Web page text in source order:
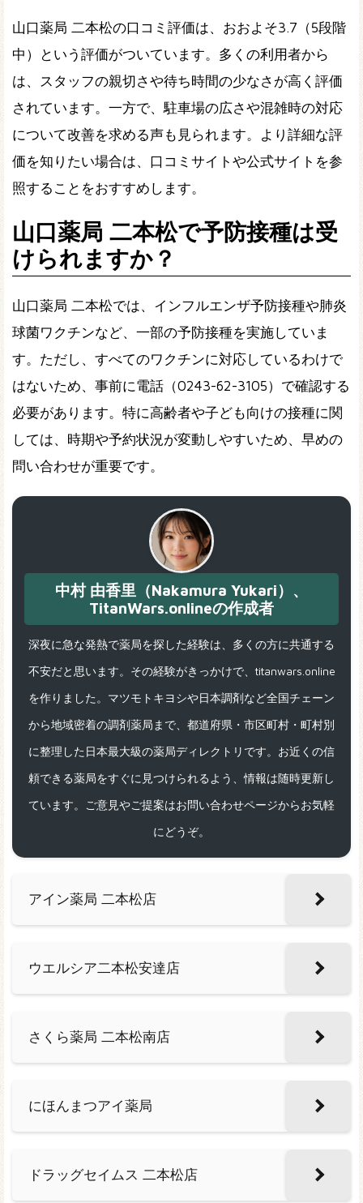
山口薬局 二本松の口コミ評価は、おおよそ3.7（5段階
中）という評価がついています。多くの利用者から
は、スタッフの親切さや待ち時間の少なさが高く評価
されています。一方で、駐車場の広さや混雑時の対応
について改善を求める声も見られます。より詳細な評
価を知りたい場合は、口コミサイトや公式サイトを参
照することをおすすめします。
山口薬局 二本松で予防接種は受
けられますか？
山口薬局 二本松では、インフルエンザ予防接種や肺炎
球菌ワクチンなど、一部の予防接種を実施していま
す。ただし、すべてのワクチンに対応しているわけで
はないため、事前に電話（0243-62-3105）で確認する
必要があります。特に高齢者や子ども向けの接種に関
しては、時期や予約状況が変動しやすいため、早めの
問い合わせが重要です。
中村 由香里（Nakamura Yukari）、
TitanWars.onlineの作成者
深夜に急な発熱で薬局を探した経験は、多くの方に共通する
不安だと思います。その経験がきっかけで、titanwars.online
を作りました。マツモトキヨシや日本調剤など全国チェーン
から地域密着の調剤薬局まで、都道府県・市区町村・町村別
に整理した日本最大級の薬局ディレクトリです。お近くの信
頼できる薬局をすぐに見つけられるよう、情報は随時更新し
ています。ご意見やご提案はお問い合わせページからお気軽
にどうぞ。
アイン薬局 二本松店
ウエルシア二本松安達店
さくら薬局 二本松南店
にほんまつアイ薬局
ドラッグセイムス 二本松店